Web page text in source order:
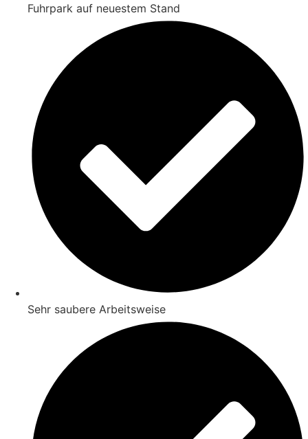
Fuhrpark auf neuestem Stand
Sehr saubere Arbeitsweise